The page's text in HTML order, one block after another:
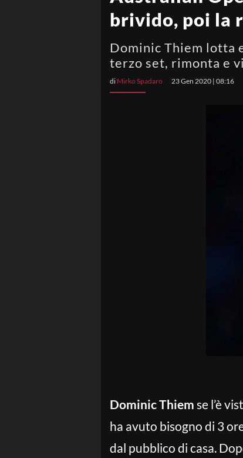
brivido, poi la
Dominic Thiem lotta
terzo set, rimonta e
di Mirko Spadaro 23 Gen 2020 | 08:16
Dominic Thiem se l’è
ha avuto bisogno di 3
dal pubblico di casa.